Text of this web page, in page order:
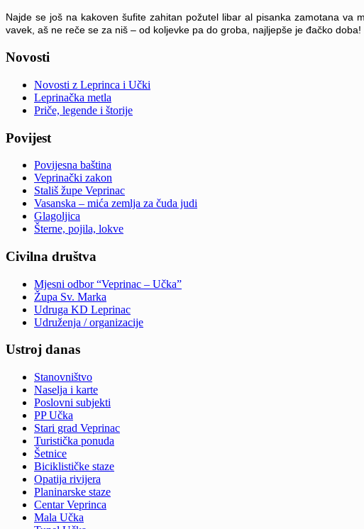
Najde se još na kakoven šufite zahitan požutel libar al pisanka zamotana
vavek, aš ne reče se za niš – od koljevke pa do groba, najljepše je đačko doba!
Novosti
Novosti z Leprinca i Učki
Leprinačka metla
Priče, legende i štorije
Povijest
Povijesna baština
Veprinački zakon
Stališ župe Veprinac
Vasanska – mića zemlja za čuda judi
Glagoljica
Šterne, pojila, lokve
Civilna društva
Mjesni odbor “Veprinac – Učka”
Župa Sv. Marka
Udruga KD Leprinac
Udruženja / organizacije
Ustroj danas
Stanovništvo
Naselja i karte
Poslovni subjekti
PP Učka
Stari grad Veprinac
Turistička ponuda
Šetnice
Biciklističke staze
Opatija rivijera
Planinarske staze
Centar Veprinca
Mala Učka